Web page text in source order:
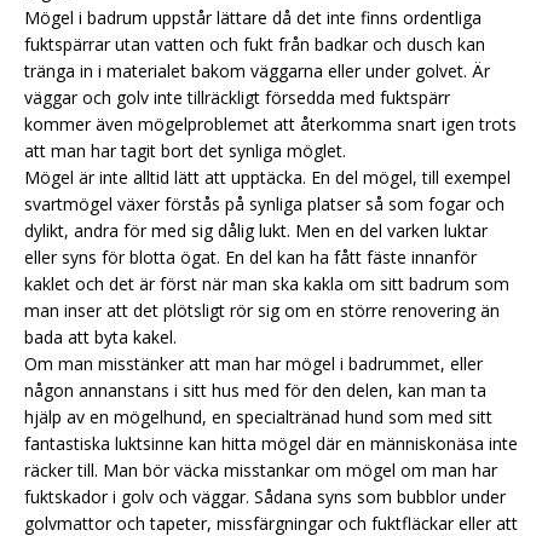
Mögel i badrum uppstår lättare då det inte finns ordentliga
fuktspärrar utan vatten och fukt från badkar och dusch kan
tränga in i materialet bakom väggarna eller under golvet. Är
väggar och golv inte tillräckligt försedda med fuktspärr
kommer även mögelproblemet att återkomma snart igen trots
att man har tagit bort det synliga möglet.
Mögel är inte alltid lätt att upptäcka. En del mögel, till exempel
svartmögel växer förstås på synliga platser så som fogar och
dylikt, andra för med sig dålig lukt. Men en del varken luktar
eller syns för blotta ögat. En del kan ha fått fäste innanför
kaklet och det är först när man ska kakla om sitt badrum som
man inser att det plötsligt rör sig om en större renovering än
bada att byta kakel.
Om man misstänker att man har mögel i badrummet, eller
någon annanstans i sitt hus med för den delen, kan man ta
hjälp av en mögelhund, en specialtränad hund som med sitt
fantastiska luktsinne kan hitta mögel där en människonäsa inte
räcker till. Man bör väcka misstankar om mögel om man har
fuktskador i golv och väggar. Sådana syns som bubblor under
golvmattor och tapeter, missfärgningar och fuktfläckar eller att